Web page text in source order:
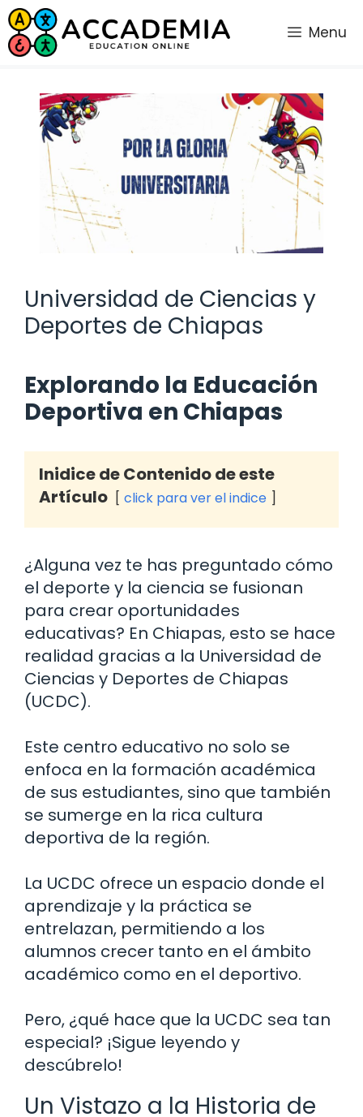
Saltar
al
contenido
Menu
Universidad de Ciencias y
Deportes de Chiapas
Explorando la Educación
Deportiva en Chiapas
Inidice de Contenido de este
Artículo
click para ver el indice
¿Alguna vez te has preguntado cómo
el deporte y la ciencia se fusionan
para crear oportunidades
educativas? En Chiapas, esto se hace
realidad gracias a la Universidad de
Ciencias y Deportes de Chiapas
(UCDC).
Este centro educativo no solo se
enfoca en la formación académica
de sus estudiantes, sino que también
se sumerge en la rica cultura
deportiva de la región.
La UCDC ofrece un espacio donde el
aprendizaje y la práctica se
entrelazan, permitiendo a los
alumnos crecer tanto en el ámbito
académico como en el deportivo.
Pero, ¿qué hace que la UCDC sea tan
especial? ¡Sigue leyendo y
descúbrelo!
Un Vistazo a la Historia de